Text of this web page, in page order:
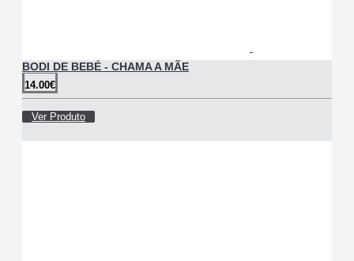
BODI DE BEBÉ - CHAMA A MÃE
14.00€
Ver Produto